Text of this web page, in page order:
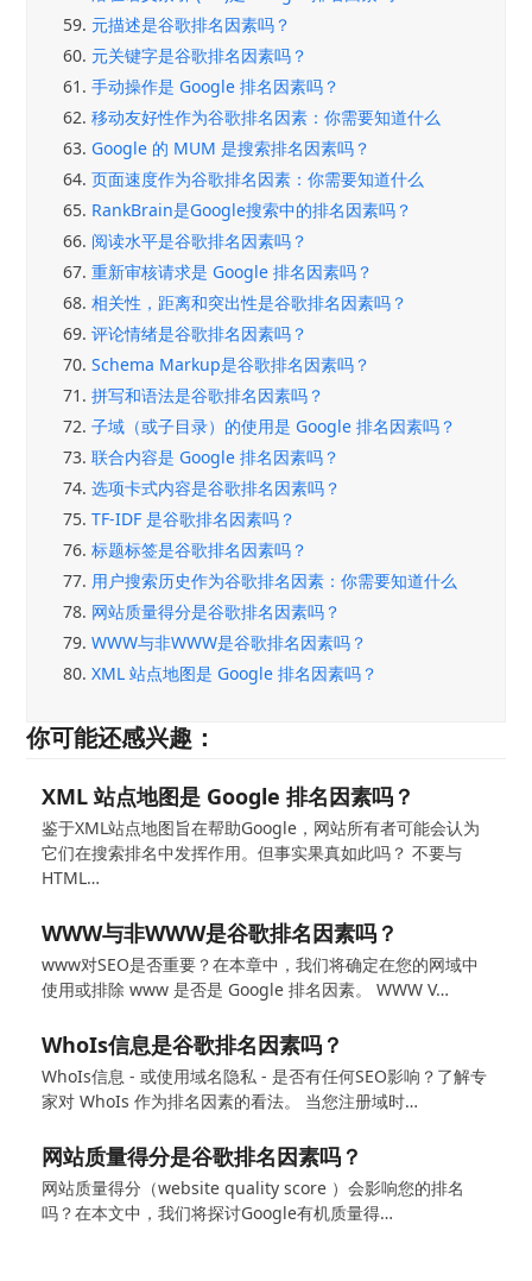
59. 元描述是谷歌排名因素吗？
60. 元关键字是谷歌排名因素吗？
61. 手动操作是 Google 排名因素吗？
62. 移动友好性作为谷歌排名因素：你需要知道什么
63. Google 的 MUM 是搜索排名因素吗？
64. 页面速度作为谷歌排名因素：你需要知道什么
65. RankBrain是Google搜索中的排名因素吗？
66. 阅读水平是谷歌排名因素吗？
67. 重新审核请求是 Google 排名因素吗？
68. 相关性，距离和突出性是谷歌排名因素吗？
69. 评论情绪是谷歌排名因素吗？
70. Schema Markup是谷歌排名因素吗？
71. 拼写和语法是谷歌排名因素吗？
72. 子域（或子目录）的使用是 Google 排名因素吗？
73. 联合内容是 Google 排名因素吗？
74. 选项卡式内容是谷歌排名因素吗？
75. TF-IDF 是谷歌排名因素吗？
76. 标题标签是谷歌排名因素吗？
77. 用户搜索历史作为谷歌排名因素：你需要知道什么
78. 网站质量得分是谷歌排名因素吗？
79. WWW与非WWW是谷歌排名因素吗？
80. XML 站点地图是 Google 排名因素吗？
你可能还感兴趣：
XML 站点地图是 Google 排名因素吗？
鉴于XML站点地图旨在帮助Google，网站所有者可能会认为
它们在搜索排名中发挥作用。但事实果真如此吗？ 不要与
HTML…
WWW与非WWW是谷歌排名因素吗？
www对SEO是否重要？在本章中，我们将确定在您的网域中
使用或排除 www 是否是 Google 排名因素。 WWW V…
WhoIs信息是谷歌排名因素吗？
WhoIs信息 - 或使用域名隐私 - 是否有任何SEO影响？了解专
家对 WhoIs 作为排名因素的看法。 当您注册域时…
网站质量得分是谷歌排名因素吗？
网站质量得分（website quality score ）会影响您的排名
吗？在本文中，我们将探讨Google有机质量得…